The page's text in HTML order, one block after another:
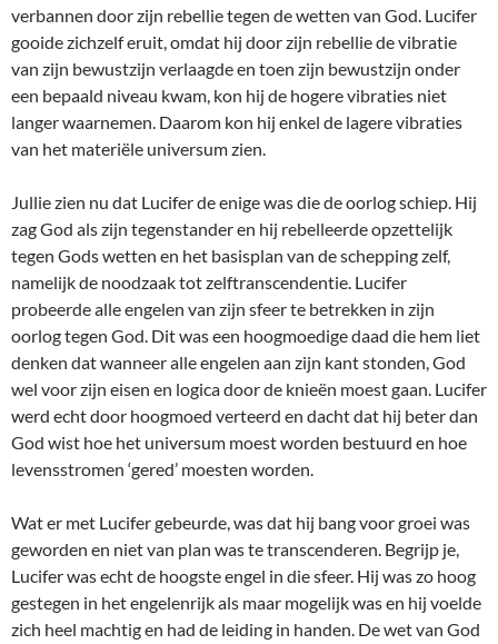
verbannen door zijn rebellie tegen de wetten van God. Lucifer
gooide zichzelf eruit, omdat hij door zijn rebellie de vibratie
van zijn bewustzijn verlaagde en toen zijn bewustzijn onder
een bepaald niveau kwam, kon hij de hogere vibraties niet
langer waarnemen. Daarom kon hij enkel de lagere vibraties
van het materiële universum zien.
Jullie zien nu dat Lucifer de enige was die de oorlog schiep. Hij
zag God als zijn tegenstander en hij rebelleerde opzettelijk
tegen Gods wetten en het basisplan van de schepping zelf,
namelijk de noodzaak tot zelftranscendentie. Lucifer
probeerde alle engelen van zijn sfeer te betrekken in zijn
oorlog tegen God. Dit was een hoogmoedige daad die hem liet
denken dat wanneer alle engelen aan zijn kant stonden, God
wel voor zijn eisen en logica door de knieën moest gaan. Lucifer
werd echt door hoogmoed verteerd en dacht dat hij beter dan
God wist hoe het universum moest worden bestuurd en hoe
levensstromen ‘gered’ moesten worden.
Wat er met Lucifer gebeurde, was dat hij bang voor groei was
geworden en niet van plan was te transcenderen. Begrijp je,
Lucifer was echt de hoogste engel in die sfeer. Hij was zo hoog
gestegen in het engelenrijk als maar mogelijk was en hij voelde
zich heel machtig en had de leiding in handen. De wet van God